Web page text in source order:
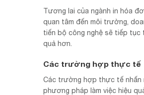
Tương lai của ngành in hóa
quan tâm đến môi trường,
tiến bộ công nghệ sẽ tiếp tục
quả hơn.
Các trường hợp thực tế
Các trường hợp thực tế nhấn
phương pháp làm việc hiệu